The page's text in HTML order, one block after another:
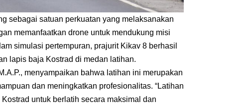
sebagai satuan perkuatan yang melaksanakan
memanfaatkan drone untuk mendukung misi
simulasi pertempuran, prajurit Kikav 8 berhasil
lapis baja Kostrad di medan latihan.
menyampaikan bahwa latihan ini merupakan
dan meningkatkan profesionalitas. “Latihan
untuk berlatih secara maksimal dan